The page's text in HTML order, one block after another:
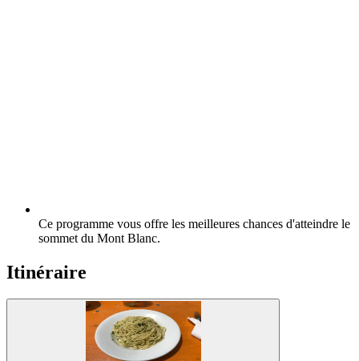
Ce programme vous offre les meilleures chances d'atteindre le
sommet du Mont Blanc.
Itinéraire